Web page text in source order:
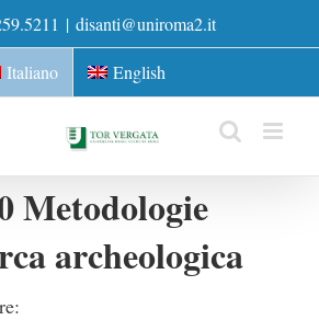
| disanti@uniroma2.it
Italiano English
Metodologie
archeologica